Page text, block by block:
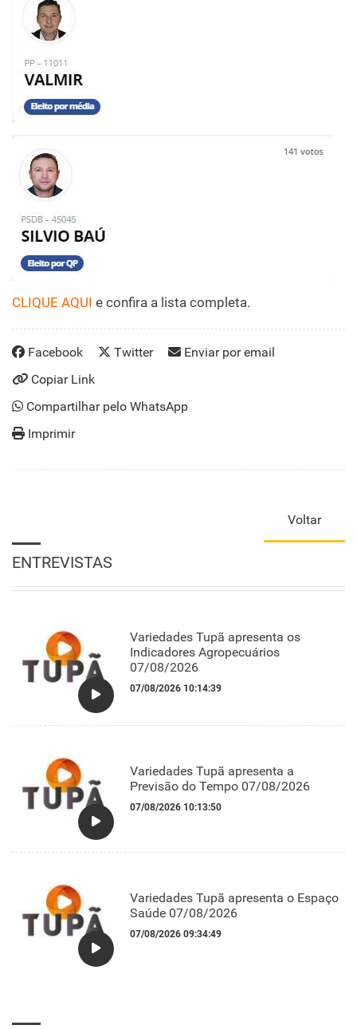
CLIQUE AQUI e confira a lista completa.
Facebook Twitter
Enviar por email
Copiar Link
Compartilhar pelo WhatsApp
Imprimir
Voltar
ENTREVISTAS
Variedades Tupã apresenta os
Indicadores Agropecuários
07/08/2026
07/08/2026 10:14:39
Variedades Tupã apresenta a
Previsão do Tempo 07/08/2026
07/08/2026 10:13:50
Variedades Tupã apresenta o Espaço
Saúde 07/08/2026
07/08/2026 09:34:49